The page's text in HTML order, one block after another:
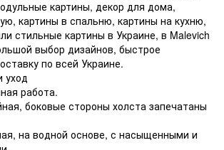
картины, декор для дома,
картины в спальню, картины на кухню,
стильные картины в Украине, в Malevich
выбор дизайнов, быстрое
по всей Украине.
уход
работа.
боковые стороны холста запечатаны
на водной основе, с насыщенными и